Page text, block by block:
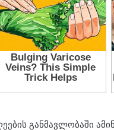
გან­მავ­ლო­ბა­ში